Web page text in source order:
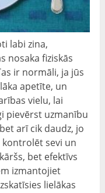
labi zina,
nosaka fiziskās
ir normāli, ja jūs
apetīte, un
vielu, lai
pievērst uzmanību
arī cik daudz, jo
kontrolēt sevi un
bet efektīvs
izmantojiet
lielākas